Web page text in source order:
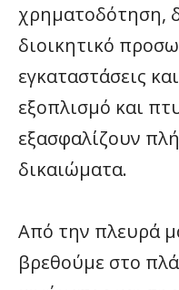
χρηματοδότηση,
διοικητικό
εγκαταστάσεις
εξοπλισμό και
εξασφαλίζουν
δικαιώματα.
Από την πλευρά
βρεθούμε στο